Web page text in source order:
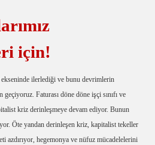
için!
ilerlediği ve bunu devrimlerin
Faturası döne döne işçi sınıfı ve
kriz derinleşmeye devam ediyor. Bunun
Öte yandan derinleşen kriz, kapitalist tekeller
azdırıyor, hegemonya ve nüfuz mücadelelerini